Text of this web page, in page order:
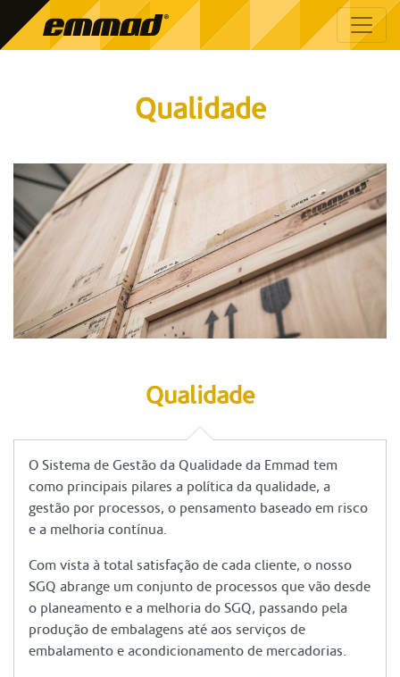
Qualidade
Qualidade
O Sistema de Gestão da Qualidade da Emmad tem
como principais pilares a política da qualidade, a
gestão por processos, o pensamento baseado em risco
e a melhoria contínua.
Com vista à total satisfação de cada cliente, o nosso
SGQ abrange um conjunto de processos que vão desde
o planeamento e a melhoria do SGQ, passando pela
produção de embalagens até aos serviços de
embalamento e acondicionamento de mercadorias.